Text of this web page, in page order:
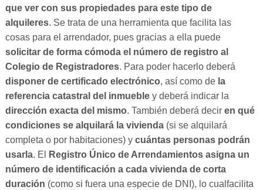
que ver con sus propiedades para este tipo de
alquileres. Se trata de una herramienta que facilita las
cosas para el arrendador, pues gracias a ella puede
solicitar de forma cómoda el número de registro al
Colegio de Registradores. Para poder hacerlo deberá
disponer de certificado electrónico, así como de la
referencia catastral del inmuebley deberá indicar la
dirección exacta del mismo. También deberá decir en qué
condiciones se alquilará la vivienda(si se alquilará
completa o por habitaciones) y cuántas personas podrán
usarla. El
Registro Único de Arrendamientos asigna un
número de identificación a cada vivienda de corta
duración (como si fuera una especie de DNI), lo cualfacilita